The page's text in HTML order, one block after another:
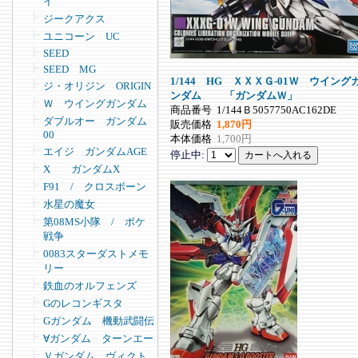
ジークアクス
ユニコーン UC
SEED
SEED MG
ジ・オリジン ORIGIN
Ｗ ウイングガンダム
ダブルオー ガンダム
00
エイジ ガンダムAGE
X ガンダムX
F91 / クロスボーン
水星の魔女
第08MS小隊 / ポケ
戦争
0083スターダストメモ
リー
鉄血のオルフェンズ
Gのレコンギスタ
Gガンダム 機動武闘伝
∀ガンダム ターンエー
1/144 HG ＸＸＸＧ-01Ｗ ウイング
ンダム 「ガンダムＷ」
商品番号 1/144Ｂ5057750AC162DE
販売価格 1,870円
本体価格 1,700円
停止中: